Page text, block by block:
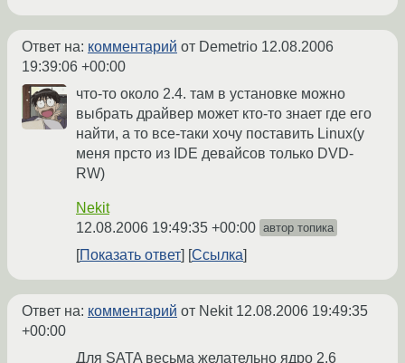
Ответ на: комментарий от Demetrio 12.08.2006
19:39:06 +00:00
что-то около 2.4. там в установке можно
выбрать драйвер может кто-то знает где его
найти, а то все-таки хочу поставить Linux(у
меня прсто из IDE девайсов только DVD-
RW)
Nekit
12.08.2006 19:49:35 +00:00 автор топика
Показать ответ Ссылка
Ответ на: комментарий от Nekit 12.08.2006 19:49:35
+00:00
Для SATA весьма желательно ядро 2.6